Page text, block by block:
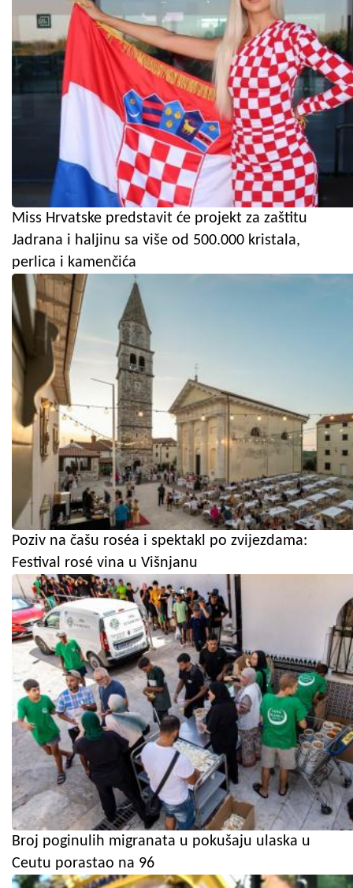
Miss Hrvatske predstavit će projekt za zaštitu
Jadrana i haljinu sa više od 500.000 kristala,
perlica i kamenčića
Poziv na čašu roséa i spektakl po zvijezdama:
Festival rosé vina u Višnjanu
Broj poginulih migranata u pokušaju ulaska u
Ceutu porastao na 96